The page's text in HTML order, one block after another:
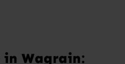
in Wagrain: